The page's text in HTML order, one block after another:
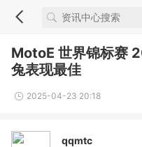
MotoE 世界锦标赛
兔表现最佳
2025-04-23 20:18
qqmtc